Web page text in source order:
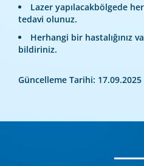
Lazer yapılacakbölgede
tedavi olunuz.
Herhangi bir hastalığınız
bildiriniz.
Güncelleme Tarihi: 17.09.2025